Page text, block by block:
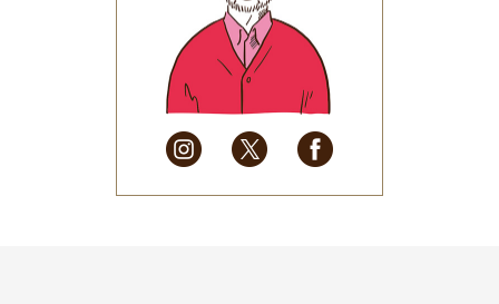
2025年6月(48)
2025年5月
(41)
2025年4月
(32)
2025年3月(31)
2025年2月
(28)